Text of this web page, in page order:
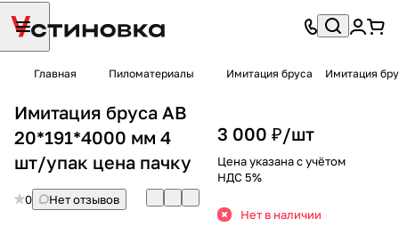
Главная Пиломатериалы Имитация бруса Имитация
Имитация бруса АВ
20*191*4000 мм 4
шт/упак цена пачку
0 Нет отзывов
3 000 ₽/шт
Цена указана с учётом
НДС 5%
Нет в наличии